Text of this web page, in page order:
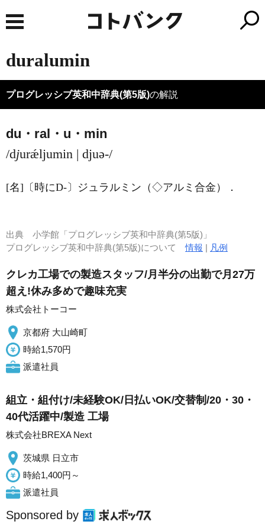
duralumin
プログレッシブ英和中辞典(第5版)の解説
du・ral・u・min
/djurǽljumin | djuə-/
[名] 〔時にD-〕ジュラルミン（◇アルミ合金） ．
出典 小学館「プログレッシブ英和中辞典(第5版)」
プログレッシブ英和中辞典(第5版)について情報 | 凡例
クレカ工場での製造スタッフ/月半分の出勤で月27万
超え!休み多めで趣味充実
株式会社トーコー
京都府 大山崎町
時給1,570円
派遣社員
組立・組付け/未経験OK/日払いOK/交替制/20・30・
40代活躍中/製造 工場
株式会社BREXA Next
茨城県 日立市
時給1,400円～
派遣社員
Sponsored by